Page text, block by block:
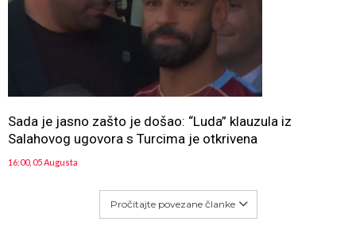
Sada je jasno zašto je došao: “Luda” klauzula iz
Salahovog ugovora s Turcima je otkrivena
16:00, 05 Augusta
Pročitajte povezane članke